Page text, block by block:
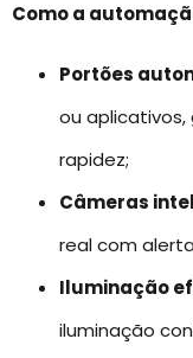
Como a
Portões
ou
rapidez;
Câmeras
real com
Iluminação
iluminação